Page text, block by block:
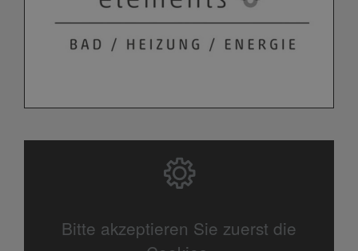
Bitte akzeptieren Sie zuerst die